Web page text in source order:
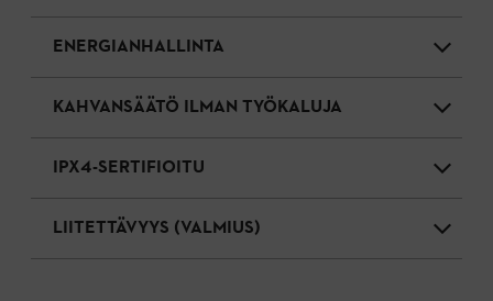
ENERGIANHALLINTA
KAHVANSÄÄTÖ ILMAN TYÖKALUJA
IPX4-SERTIFIOITU
LIITETTÄVYYS (VALMIUS)